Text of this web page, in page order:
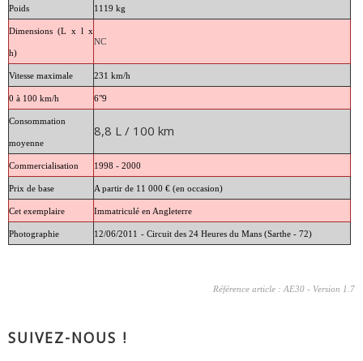
Poids 1119 kg
Dimensions (L x l x
h)
NC
Vitesse maximale 231 km/h
0 à 100 km/h 6"9
Consommation
moyenne
8,8 L / 100 km
Commercialisation 1998 - 2000
Prix de base A partir de 11 000 € (en occasion)
Cet exemplaire Immatriculé en Angleterre
Photographie 12/06/2011 - Circuit des 24 Heures du Mans (Sarthe - 72)
Référence article : AE30 - Version 1.7
SUIVEZ-NOUS !